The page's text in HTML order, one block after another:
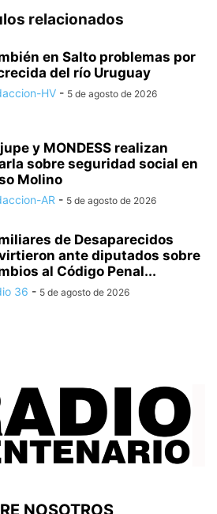
relacionados
en Salto problemas por
del río Uruguay
HV - 5 de agosto de 2026
y MONDESS realizan
sobre seguridad social en
Molino
AR - 5 de agosto de 2026
de Desaparecidos
ante diputados sobre
al Código Penal...
36 - 5 de agosto de 2026